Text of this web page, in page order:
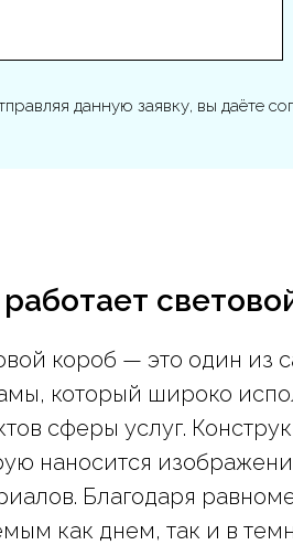
данную заявку, вы даёте
короб — это один из
который широко
сферы услуг.
наносится
Благодаря
как днем, так и в